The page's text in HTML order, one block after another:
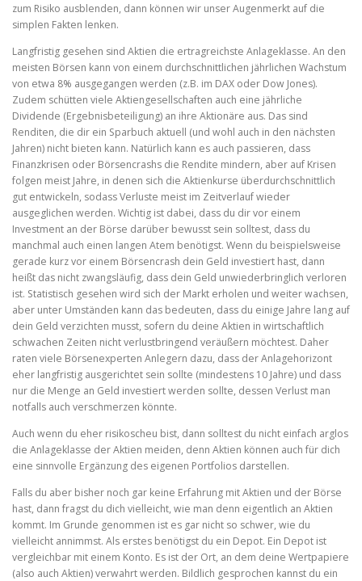
zum Risiko ausblenden, dann können wir unser Augenmerkt auf die
simplen Fakten lenken.
Langfristig gesehen sind Aktien die ertragreichste Anlageklasse. An den
meisten Börsen kann von einem durchschnittlichen jährlichen Wachstum
von etwa 8% ausgegangen werden (z.B. im DAX oder Dow Jones).
Zudem schütten viele Aktiengesellschaften auch eine jährliche
Dividende (Ergebnisbeteiligung) an ihre Aktionäre aus. Das sind
Renditen, die dir ein Sparbuch aktuell (und wohl auch in den nächsten
Jahren) nicht bieten kann. Natürlich kann es auch passieren, dass
Finanzkrisen oder Börsencrashs die Rendite mindern, aber auf Krisen
folgen meist Jahre, in denen sich die Aktienkurse überdurchschnittlich
gut entwickeln, sodass Verluste meist im Zeitverlauf wieder
ausgeglichen werden. Wichtig ist dabei, dass du dir vor einem
Investment an der Börse darüber bewusst sein solltest, dass du
manchmal auch einen langen Atem benötigst. Wenn du beispielsweise
gerade kurz vor einem Börsencrash dein Geld investiert hast, dann
heißt das nicht zwangsläufig, dass dein Geld unwiederbringlich verloren
ist. Statistisch gesehen wird sich der Markt erholen und weiter wachsen,
aber unter Umständen kann das bedeuten, dass du einige Jahre lang auf
dein Geld verzichten musst, sofern du deine Aktien in wirtschaftlich
schwachen Zeiten nicht verlustbringend veräußern möchtest. Daher
raten viele Börsenexperten Anlegern dazu, dass der Anlagehorizont
eher langfristig ausgerichtet sein sollte (mindestens 10 Jahre) und dass
nur die Menge an Geld investiert werden sollte, dessen Verlust man
notfalls auch verschmerzen könnte.
Auch wenn du eher risikoscheu bist, dann solltest du nicht einfach arglos
die Anlageklasse der Aktien meiden, denn Aktien können auch für dich
eine sinnvolle Ergänzung des eigenen Portfolios darstellen.
Falls du aber bisher noch gar keine Erfahrung mit Aktien und der Börse
hast, dann fragst du dich vielleicht, wie man denn eigentlich an Aktien
kommt. Im Grunde genommen ist es gar nicht so schwer, wie du
vielleicht annimmst. Als erstes benötigst du ein Depot. Ein Depot ist
vergleichbar mit einem Konto. Es ist der Ort, an dem deine Wertpapiere
(also auch Aktien) verwahrt werden. Bildlich gesprochen kannst du ein